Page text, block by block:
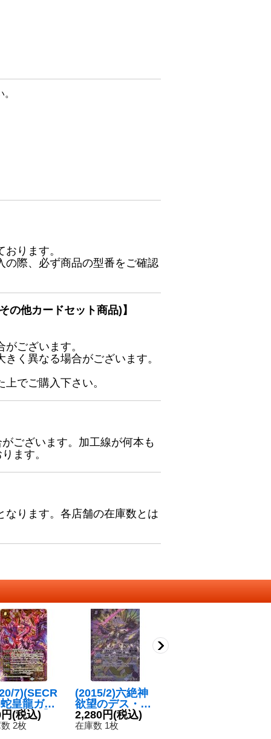
ります。
の際、必ず商品の型番をご確認
の他カードセット商品)】
ございます。
く異なる場合がございます。
でご購入下さい。
ございます。加工線が何本も
ます。
なります。各店舗の在庫数とは
7)(SECR
皇龍ガル
ャード【X-
】{BS54-X
(税込)
2枚
(2015/2)六絶神
欲望のデス・ガ
ル・ヴァドス
【XX】{BS31-X
2,280円(税込)
在庫数 1枚